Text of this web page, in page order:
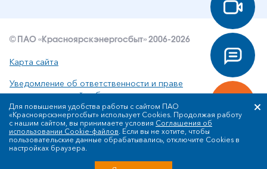
© ПАО «Красноярскэнергосбыт» 2006-2026
Карта сайта
Уведомление об ответственности и праве
интеллектуальной собственности
Политика ПАО «Красноярскэнергосбыт» в отношении
обработки персональных данных
Для повышения удобства работы с сайтом ПАО
«Красноярскэнергосбыт» использует Cookies. Продолжая работу
с нашим сайтом, вы принимаете условия Соглашения об
использовании Cookie-файлов. Если вы не хотите, чтобы
пользовательские данные обрабатывались, отключите Cookies в
настройках браузера.